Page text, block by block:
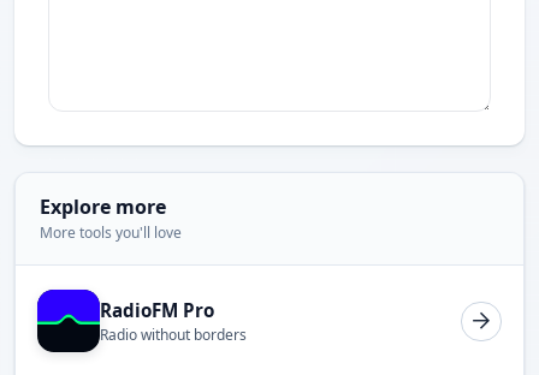
Explore more
More tools you'll love
RadioFM Pro
Radio without borders